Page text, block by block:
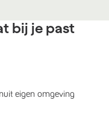
bij je past
eigen omgeving